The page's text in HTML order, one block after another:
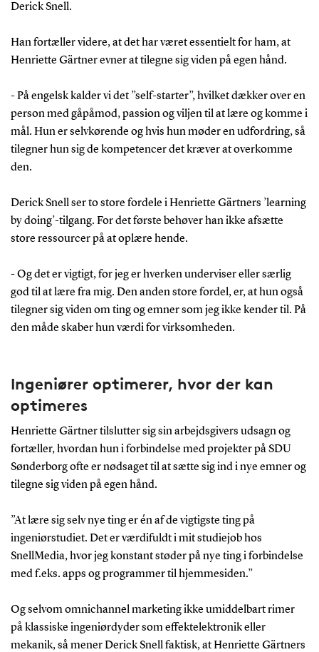
Derick Snell.
Han fortæller videre, at det har været essentielt for ham, at
Henriette Gärtner evner at tilegne sig viden på egen hånd.
- På engelsk kalder vi det ”self-starter”, hvilket dækker over en
person med gåpåmod, passion og viljen til at lære og komme i
mål. Hun er selvkørende og hvis hun møder en udfordring, så
tilegner hun sig de kompetencer det kræver at overkomme
den.
Derick Snell ser to store fordele i Henriette Gärtners ’learning
by doing’-tilgang. For det første behøver han ikke afsætte
store ressourcer på at oplære hende.
- Og det er vigtigt, for jeg er hverken underviser eller særlig
god til at lære fra mig. Den anden store fordel, er, at hun også
tilegner sig viden om ting og emner som jeg ikke kender til. På
den måde skaber hun værdi for virksomheden.
Ingeniører optimerer, hvor der kan
optimeres
Henriette Gärtner tilslutter sig sin arbejdsgivers udsagn og
fortæller, hvordan hun i forbindelse med projekter på SDU
Sønderborg ofte er nødsaget til at sætte sig ind i nye emner og
tilegne sig viden på egen hånd.
”At lære sig selv nye ting er én af de vigtigste ting på
ingeniørstudiet. Det er værdifuldt i mit studiejob hos
SnellMedia, hvor jeg konstant støder på nye ting i forbindelse
med f.eks. apps og programmer til hjemmesiden.”
Og selvom omnichannel marketing ikke umiddelbart rimer
på klassiske ingeniørdyder som effektelektronik eller
mekanik, så mener Derick Snell faktisk, at Henriette Gärtners